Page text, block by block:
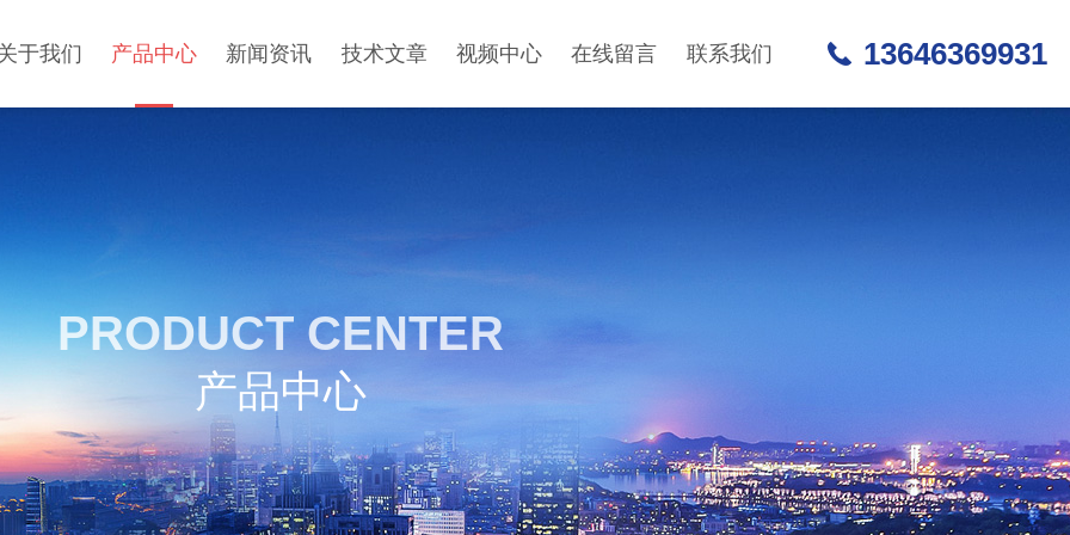
于我们 产品中心 新闻资讯 技术文章 视频中心 在线留言 联系我们 13646369931
PRODUCT CENTER
产品中心